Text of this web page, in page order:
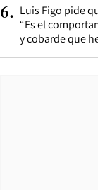
6. Luis Figo pide
“Es el
y cobarde que